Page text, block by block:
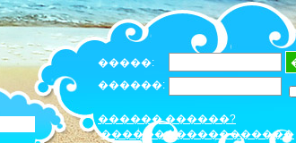
�����:
������:
������ ������?
������������������